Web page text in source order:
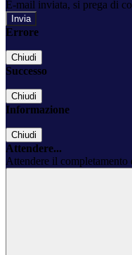
E-mail inviata, si prega di
Errore
Chiudi
Successo
Chiudi
Informazione
Chiudi
Attendere...
Attendere il completamento